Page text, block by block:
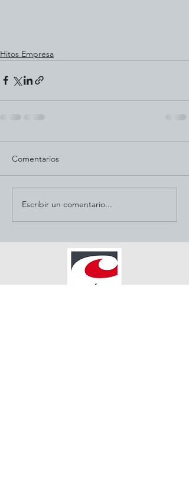
Hitos Empresa
Comentarios
Escribir un comentario...